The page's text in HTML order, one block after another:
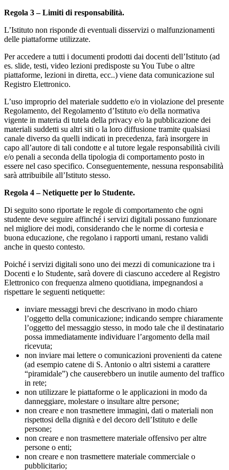
Regola 3 – Limiti di responsabilità.
L’Istituto non risponde di eventuali disservizi o malfunzionamenti
delle piattaforme utilizzate.
Per accedere a tutti i documenti prodotti dai docenti dell’Istituto (ad
es. slide, testi, video lezioni predisposte su You Tube o altre
piattaforme, lezioni in diretta, ecc..) viene data comunicazione sul
Registro Elettronico.
L’uso improprio del materiale suddetto e/o in violazione del presente
Regolamento, del Regolamento d’Istituto e/o della normativa
vigente in materia di tutela della privacy e/o la pubblicazione dei
materiali suddetti su altri siti o la loro diffusione tramite qualsiasi
canale diverso da quelli indicati in precedenza, farà insorgere in
capo all’autore di tali condotte e al tutore legale responsabilità civili
e/o penali a seconda della tipologia di comportamento posto in
essere nel caso specifico. Conseguentemente, nessuna responsabilità
sarà attribuibile all’Istituto stesso.
Regola 4 – Netiquette per lo Studente.
Di seguito sono riportate le regole di comportamento che ogni
studente deve seguire affinché i servizi digitali possano funzionare
nel migliore dei modi, considerando che le norme di cortesia e
buona educazione, che regolano i rapporti umani, restano validi
anche in questo contesto.
Poiché i servizi digitali sono uno dei mezzi di comunicazione tra i
Docenti e lo Studente, sarà dovere di ciascuno accedere al Registro
Elettronico con frequenza almeno quotidiana, impegnandosi a
rispettare le seguenti netiquette:
inviare messaggi brevi che descrivano in modo chiaro
l’oggetto della comunicazione; indicando sempre chiaramente
l’oggetto del messaggio stesso, in modo tale che il destinatario
possa immediatamente individuare l’argomento della mail
ricevuta;
non inviare mai lettere o comunicazioni provenienti da catene
(ad esempio catene di S. Antonio o altri sistemi a carattere
“piramidale”) che causerebbero un inutile aumento del traffico
in rete;
non utilizzare le piattaforme o le applicazioni in modo da
danneggiare, molestare o insultare altre persone;
non creare e non trasmettere immagini, dati o materiali non
rispettosi della dignità e del decoro dell’Istituto e delle
persone;
non creare e non trasmettere materiale offensivo per altre
persone o enti;
non creare e non trasmettere materiale commerciale o
pubblicitario;